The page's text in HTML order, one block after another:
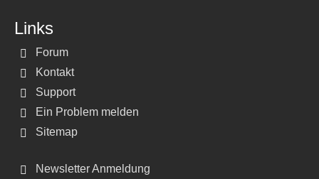
Links
Forum
Kontakt
Support
Ein Problem melden
Sitemap
Newsletter Anmeldung